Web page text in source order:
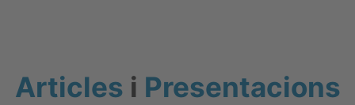
Articles i Presentacions